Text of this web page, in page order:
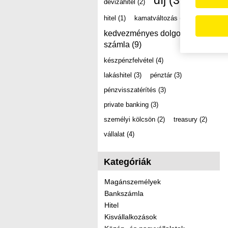
devizahitel (2)
hitel (1) kamatváltozás (2)
kedvezményes dolgozói
számla (9)
készpénzfelvétel (4)
lakáshitel (3) pénztár (3)
pénzvisszatérítés (3)
private banking (3)
személyi kölcsön (2) treasury (2)
vállalat (4)
Kategóriák
Magánszemélyek
Bankszámla
Hitel
Kisvállalkozások